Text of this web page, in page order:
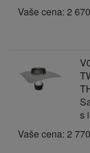
Vaše cena: 2
s
Vaše cena: 2